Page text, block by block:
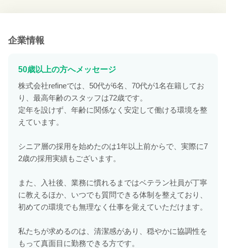
企業情報
50歳以上の方へメッセージ
株式会社refineでは、50代が6名、70代が1名在籍してお
り、最高年齢のスタッフは72歳です。
定年を設けず、年齢に関係なく安定して働ける環境を整
えています。
シニア層の採用を始めたのは1年以上前からで、実際に7
2歳の採用実績もございます。
また、入社後、業務に慣れるまではベテラン社員が丁寧
に教えるほか、いつでも質問できる体制を整えており、
初めての環境でも無理なく仕事を覚えていただけます。
私たちが求めるのは、清潔感があり、穏やかに協調性を
もって真面目に勤務できる方です。